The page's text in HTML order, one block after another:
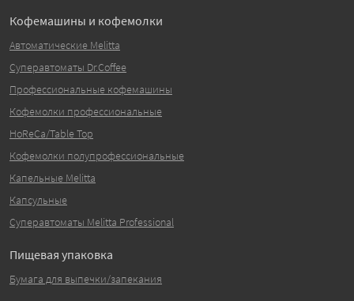
Кофемашины и кофемолки
Автоматические Melitta
Суперавтоматы Dr.Coffee
Профессиональные кофемашины
Кофемолки профессиональные
HoReCa/Table Top
Кофемолки полупрофессиональные
Капельные Melitta
Капсульные
Суперавтоматы Melitta Professional
Пищевая упаковка
Бумага для выпечки/запекания